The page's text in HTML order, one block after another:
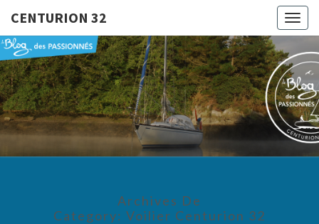
CENTURION 32
32
Le Blog
Des
Passionnés
Archives De
Category: Voilier Centurion 32